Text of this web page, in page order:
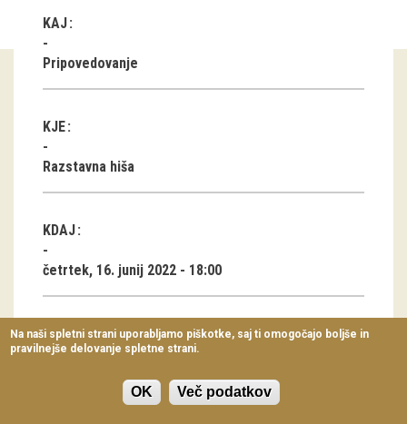
Virtualni sprehodi
Razstavni projekti
Arhiv razstav
dogodki
Koledar dogodkov
Prireditve
Predavanja
Delavnice
Vodeni ogledi
KAJ
Pripovedovanje
KJE
Razstavna hiša
KDAJ
četrtek, 16. junij 2022 - 18:00
TRAJANJE
Na naši spletni strani uporabljamo piškotke, saj ti omogočajo boljše in
pravilnejše delovanje spletne strani.
OK Več podatkov